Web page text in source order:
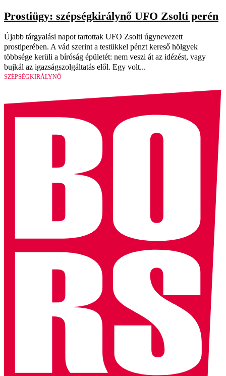
Prostiügy: szépségkirálynő UFO Zsolti perén
Újabb tárgyalási napot tartottak UFO Zsolti úgynevezett
prostiperében. A vád szerint a testükkel pénzt kereső hölgyek
többsége kerüli a bíróság épületét: nem veszi át az idézést, vagy
bujkál az igazságszolgáltatás elől. Egy volt...
SZÉPSÉGKIRÁLYNŐ